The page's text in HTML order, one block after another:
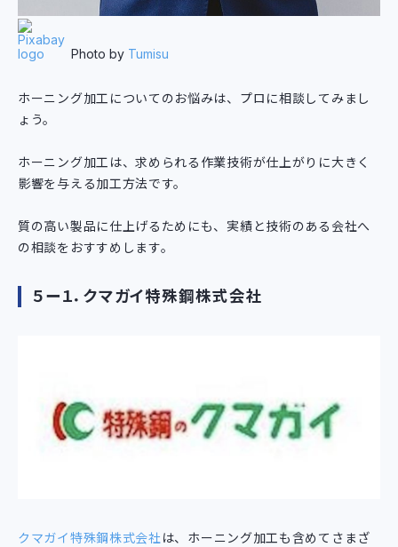
Photo by Tumisu
ホーニング加工についてのお悩みは、プロに相談してみまし
ょう。
ホーニング加工は、求められる作業技術が仕上がりに大きく
影響を与える加工方法です。
質の高い製品に仕上げるためにも、実績と技術のある会社へ
の相談をおすすめします。
５ー１．クマガイ特殊鋼株式会社
クマガイ特殊鋼株式会社 は、ホーニング加工も含めてさまざ